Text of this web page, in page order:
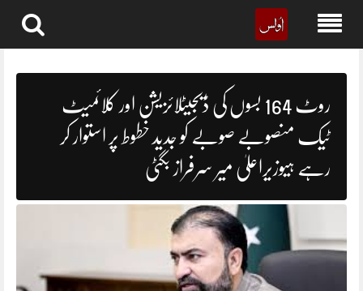
روٹ 164 بسوں کی ڈیجیٹلائزیشن اور کلائمیٹ
ٹیک منصوبے صوبے کو جدید خطوط پر استوار کر
رہے ہیوزیراعلیٰ میر سرفراز بگٹی